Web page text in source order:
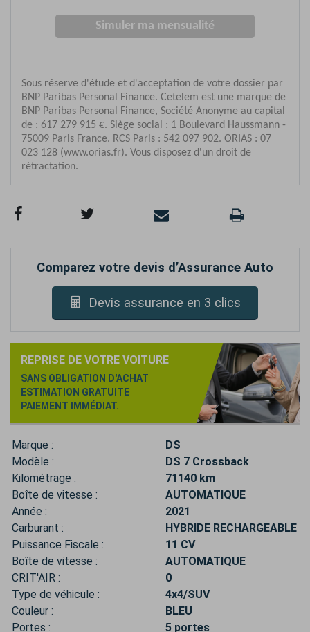
Comparez votre devis d’Assurance Auto
Devis assurance en 3 clics
REPRISE DE VOTRE VOITURE
SANS OBLIGATION D'ACHAT
ESTIMATION GRATUITE
PAIEMENT IMMÉDIAT.
Marque :
DS
Modèle :
DS 7 Crossback
Kilométrage :
71140 km
Boîte de vitesse :
AUTOMATIQUE
Année :
2021
Carburant :
HYBRIDE RECHARGEABLE
Puissance Fiscale :
11 CV
Boîte de vitesse :
AUTOMATIQUE
CRIT'AIR :
0
Type de véhicule :
4x4/SUV
Couleur :
BLEU
Portes :
5 portes